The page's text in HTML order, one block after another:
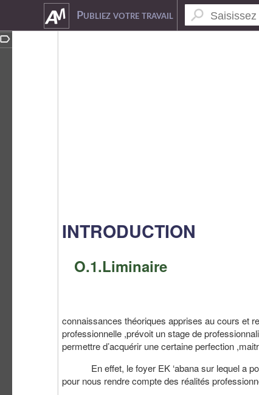
Publiez votre travail
INTRODUCTION
O.1.Liminaire
Dans le but de
connaissances théoriques apprises au cours et
professionnelle ,prévoit un stage de
permettre d’acquérir une certaine perfection
En effet, le foyer EK ‘abana sur lequel a
pour nous rendre compte des réalités